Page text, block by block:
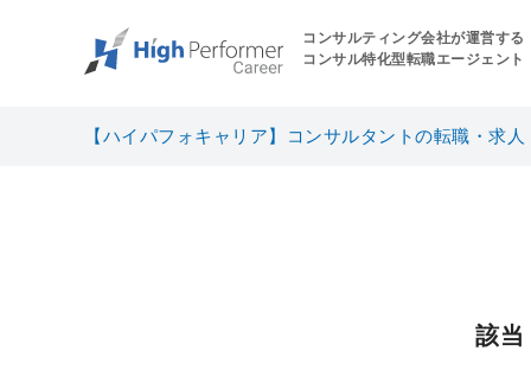
コンサルティング会社が運営する
コンサル特化型転職エージェント
【ハイパフォキャリア】コンサルタントの転職・求
該当